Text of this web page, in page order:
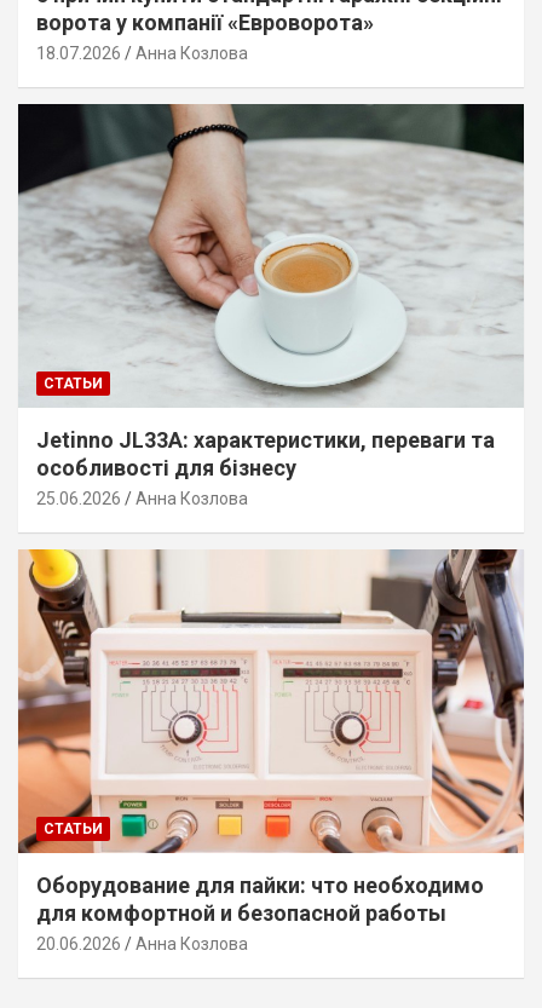
ворота у компанії «Евроворота»
18.07.2026 Анна Козлова
СТАТЬИ
Jetinno JL33A: характеристики, переваги та
особливості для бізнесу
25.06.2026 Анна Козлова
СТАТЬИ
Оборудование для пайки: что необходимо
для комфортной и безопасной работы
20.06.2026 Анна Козлова